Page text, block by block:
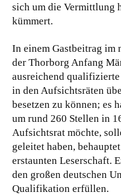
sich um die Vermittlung
kümmert.
In einem Gastbeitrag im
der Thorborg Anfang
ausreichend qualifizierte
in den Aufsichtsräten
besetzen zu können; es
um rund 260 Stellen in
Aufsichtsrat möchte,
geleitet haben,
erstaunten Leserschaft.
den großen deutschen
Qualifikation erfüllen.